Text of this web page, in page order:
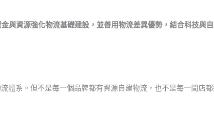
與資源強化物流基礎建設，並善用物流差異優勢，結合科技與
體系。但不是每一個品牌都有資源自建物流，也不是每一間店